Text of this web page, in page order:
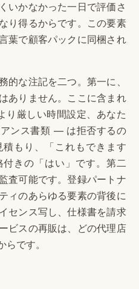
いかなかった一日で評価さ
り得るからです。この要素
葉で顧客パックに同梱され
的な注記を二つ。第一に、
ありません。ここに含まれ
厳しい時間設定、あなた
ンス書類 — は拒否するの
もり、「これもできます
きの「はい」です。第二
査可能です。登録パートナ
ィのあらゆる要素の背後に
センス写し、仕様書を請求
ビスの再販は、どの代理店
です。